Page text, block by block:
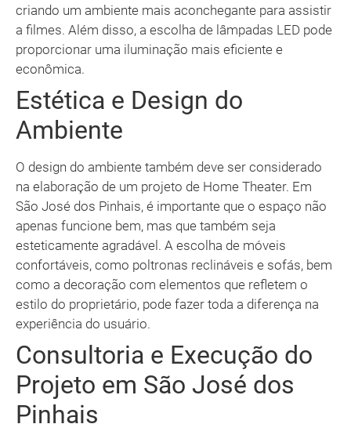
criando um ambiente mais aconchegante para assistir
a filmes. Além disso, a escolha de lâmpadas LED pode
proporcionar uma iluminação mais eficiente e
econômica.
Estética e Design do
Ambiente
O design do ambiente também deve ser considerado
na elaboração de um projeto de Home Theater. Em
São José dos Pinhais, é importante que o espaço não
apenas funcione bem, mas que também seja
esteticamente agradável. A escolha de móveis
confortáveis, como poltronas reclináveis e sofás, bem
como a decoração com elementos que refletem o
estilo do proprietário, pode fazer toda a diferença na
experiência do usuário.
Consultoria e Execução do
Projeto em São José dos
Pinhais